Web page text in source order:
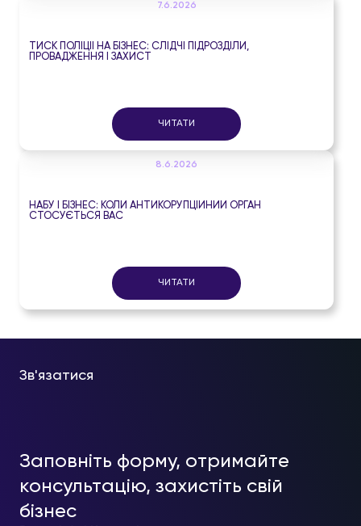
7.6.2026
ТИСК ПОЛІЦІЇ НА БІЗНЕС: СЛІДЧІ ПІДРОЗДІЛИ,
ПРОВАДЖЕННЯ І ЗАХИСТ
ЧИТАТИ
8.6.2026
НАБУ І БІЗНЕС: КОЛИ АНТИКОРУПЦІЙНИЙ ОРГАН
СТОСУЄТЬСЯ ВАС
ЧИТАТИ
Зв'язатися
Заповніть форму, отримайте
консультацію, захистіть свій
бізнес